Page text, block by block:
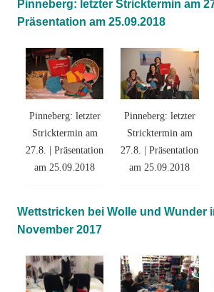
Pinneberg: letzter Stricktermin am
Präsentation am 25.09.2018
Pinneberg: letzter
Stricktermin am
27.8. | Präsentation
am 25.09.2018
Pinneberg: letzter
Stricktermin am
27.8. | Präsentation
am 25.09.2018
Wettstricken bei Wolle und Wunder
November 2017